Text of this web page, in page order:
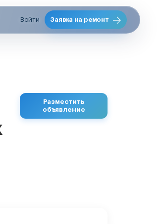
Войти Заявка на ремонт
Разместить
объявление